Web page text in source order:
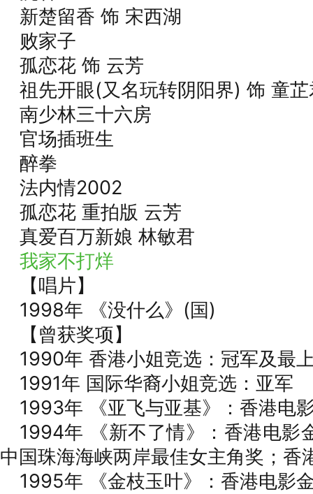
新楚留香 饰 宋西湖
败家子
孤恋花 饰 云芳
祖先开眼(又名玩转阴阳界) 饰 童
南少林三十六房
官场插班生
醉拳
法内情2002
孤恋花 重拍版 云芳
真爱百万新娘 林敏君
我家不打烊
【唱片】
1998年 《没什么》(国)
【曾获奖项】
1990年 香港小姐竞选：冠军及最
1991年 国际华裔小姐竞选：亚军
1993年 《亚飞与亚基》：香港电
1994年 《新不了情》：香港电影
中国珠海海峡两岸最佳女主角奖；香
1995年 《金枝玉叶》：香港电影